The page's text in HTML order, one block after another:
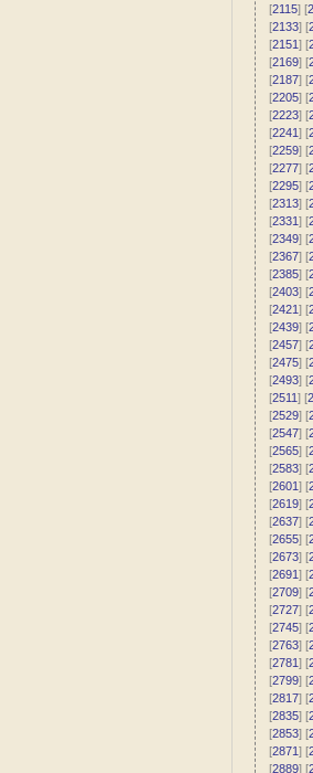
[2115] [
[2133] [
[2151] [
[2169] [
[2187] [
[2205] [
[2223] [
[2241] [
[2259] [
[2277] [
[2295] [
[2313] [
[2331] [
[2349] [
[2367] [
[2385] [
[2403] [
[2421] [
[2439] [
[2457] [
[2475] [
[2493] [
[2511] [
[2529] [
[2547] [
[2565] [
[2583] [
[2601] [
[2619] [
[2637] [
[2655] [
[2673] [
[2691] [
[2709] [
[2727] [
[2745] [
[2763] [
[2781] [
[2799] [
[2817] [
[2835] [
[2853] [
[2871] [
[2889] [